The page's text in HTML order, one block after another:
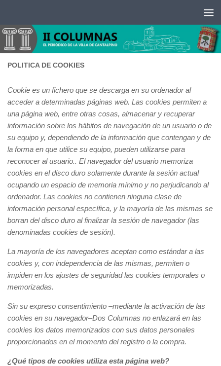
POLITICA DE COOKIES
Cookie es un fichero que se descarga en su ordenador al
acceder a determinadas páginas web. Las cookies permiten a
una página web, entre otras cosas, almacenar y recuperar
información sobre los hábitos de navegación de un usuario o de
su equipo y, dependiendo de la información que contengan y de
la forma en que utilice su equipo, pueden utilizarse para
reconocer al usuario.. El navegador del usuario memoriza
cookies en el disco duro solamente durante la sesión actual
ocupando un espacio de memoria mínimo y no perjudicando al
ordenador. Las cookies no contienen ninguna clase de
información personal específica, y la mayoría de las mismas se
borran del disco duro al finalizar la sesión de navegador (las
denominadas cookies de sesión).
La mayoría de los navegadores aceptan como estándar a las
cookies y, con independencia de las mismas, permiten o
impiden en los ajustes de seguridad las cookies temporales o
memorizadas.
Sin su expreso consentimiento –mediante la activación de las
cookies en su navegador–Dos Columnas no enlazará en las
cookies los datos memorizados con sus datos personales
proporcionados en el momento del registro o la compra.
¿Qué tipos de cookies utiliza esta página web?